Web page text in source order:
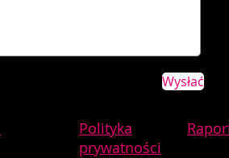
Wysłać
Polityka
prywatności